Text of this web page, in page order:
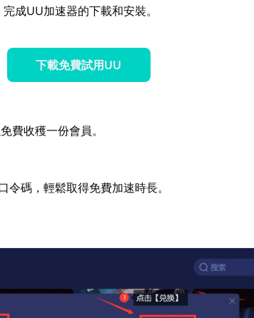
成UU加速器的下載和安裝。
下載免費試用UU
費收穫一份會員。
碼，輕鬆取得免費加速時長。